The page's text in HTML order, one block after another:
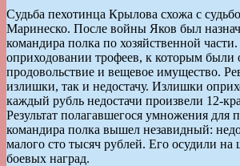
Судьба пехотинца Крылова схожа с
Маринеско. После войны Яков был
командира полка по хозяйственной
оприходовании трофеев, к которым были
продовольствие и вещевое имущество.
излишки, так и недостачу. Излишки
каждый рубль недостачи произвели 12-
Результат полагавшегося умножения для
командира полка вышел незавидный:
малого сто тысяч рублей. Его осудили на
боевых наград.